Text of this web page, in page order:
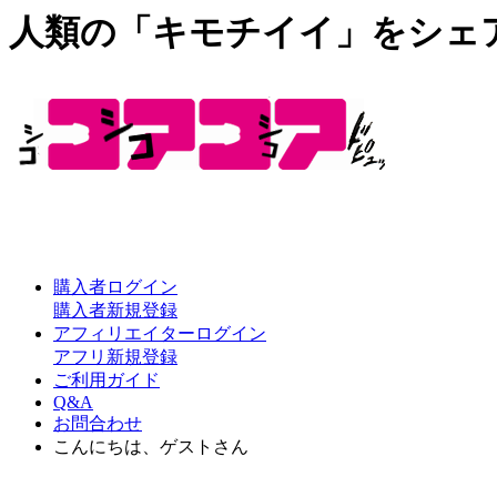
人類の「キモチイイ」をシェ
購入者ログイン
購入者新規登録
アフィリエイターログイン
アフリ新規登録
ご利用ガイド
Q&A
お問合わせ
こんにちは、ゲストさん